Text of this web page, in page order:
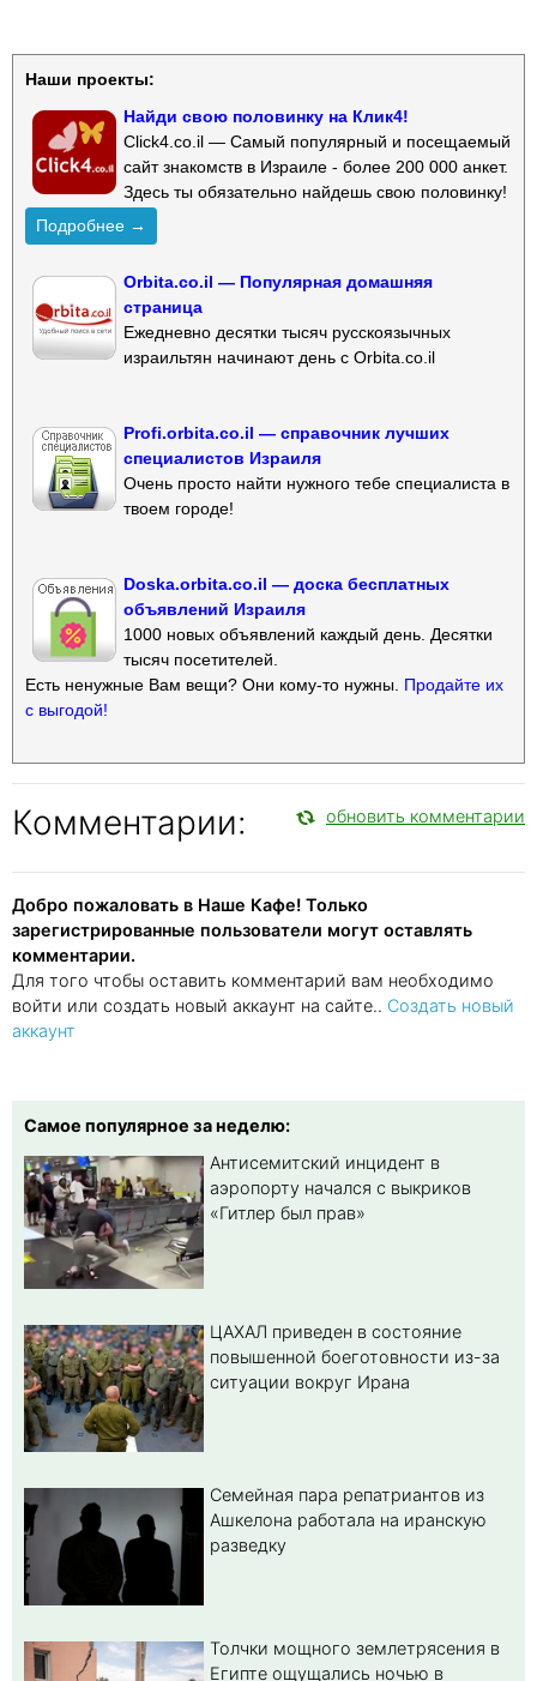
Наши проекты:
Найди свою половинку на Клик4!
Click4.co.il — Самый популярный и посещаемый
сайт знакомств в Израиле - более 200 000 анкет.
Здесь ты обязательно найдешь свою половинку!
Подробнее →
Orbita.co.il — Популярная домашняя
страница
Ежедневно десятки тысяч русскоязычных
израильтян начинают день с Orbita.co.il
Profi.orbita.co.il — справочник лучших
специалистов Израиля
Очень просто найти нужного тебе специалиста в
твоем городе!
Doska.orbita.co.il — доска бесплатных
объявлений Израиля
1000 новых объявлений каждый день. Десятки
тысяч посетителей.
Есть ненужные Вам вещи? Они кому-то нужны. Продайте их
с выгодой!
Комментарии: обновить комментарии
Добро пожаловать в Наше Кафе! Только
зарегистрированные пользователи могут оставлять
комментарии.
Для того чтобы оставить комментарий вам необходимо
войти или создать новый аккаунт на сайте.. Создать новый
аккаунт
Самое популярное за неделю:
Антисемитский инцидент в
аэропорту начался с выкриков
«Гитлер был прав»
ЦАХАЛ приведен в состояние
повышенной боеготовности из-за
ситуации вокруг Ирана
Семейная пара репатриантов из
Ашкелона работала на иранскую
разведку
Толчки мощного землетрясения в
Египте ощущались ночью в